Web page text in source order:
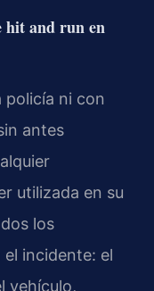
hit and run en
policía ni con
antes
utilizada en su
los
incidente: el
vehículo,